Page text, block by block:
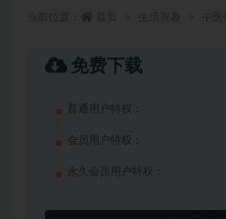
免费下载
普通用户特权：
会员用户特权：
永久会员用户特权：